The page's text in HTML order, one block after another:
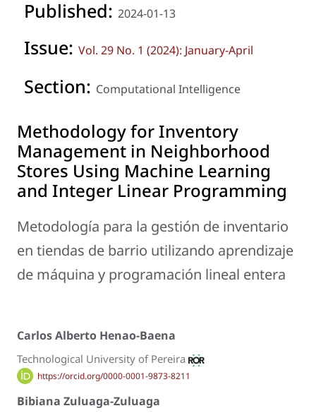
Published: 2024-01-13
Issue: Vol. 29 No. 1 (2024): January-April
Section: Computational Intelligence
Methodology for Inventory
Management in Neighborhood
Stores Using Machine Learning
and Integer Linear Programming
Metodología para la gestión de inventario
en tiendas de barrio utilizando aprendizaje
de máquina y programación lineal entera
Carlos Alberto Henao-Baena
Technological University of Pereira
https://orcid.org/0000-0001-9873-8211
Bibiana Zuluaga-Zuluaga